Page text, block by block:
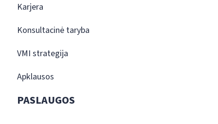
Karjera
Konsultacinė taryba
VMI strategija
Apklausos
PASLAUGOS